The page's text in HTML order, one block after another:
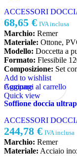
ACCESSORI
68,65 € IVA inclusa
Marchio: Remer
Materiale: Ottone,
Modello: Doccetta a
Formato: Flessibile
Composizione: Set
Add to wishlist
Aggiungi al carrello
Quick view
Compare
Soffione doccia
ACCESSORI
244,78 € IVA inclusa
Marchio: Remer
Materiale: Acciaio